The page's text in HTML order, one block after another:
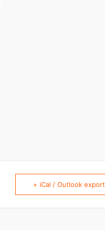
+ iCal / Outlook export